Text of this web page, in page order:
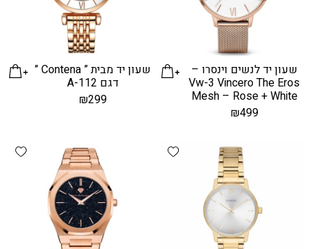
שעון יד לנשים וינסרו –
Vw-3 Vincero The Eros
Mesh – Rose + White
₪499
שעון יד מבית ” Contena ”
דגם A-112
₪299
Add wishlist